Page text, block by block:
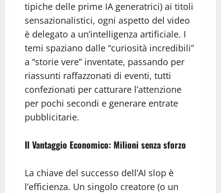
tipiche delle prime IA generatrici) ai titoli
sensazionalistici, ogni aspetto del video
è delegato a un’intelligenza artificiale. I
temi spaziano dalle “curiosità incredibili”
a “storie vere” inventate, passando per
riassunti raffazzonati di eventi, tutti
confezionati per catturare l’attenzione
per pochi secondi e generare entrate
pubblicitarie.
Il Vantaggio Economico: Milioni senza sforzo
La chiave del successo dell’AI slop è
l’efficienza. Un singolo creatore (o un